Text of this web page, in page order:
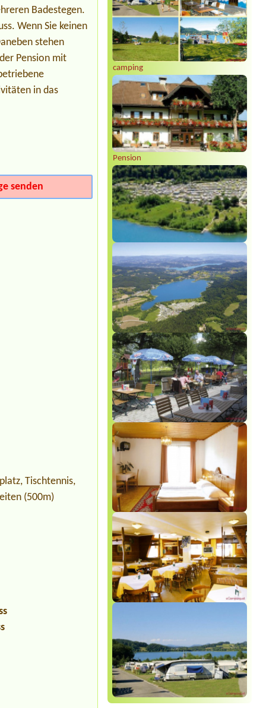
Termin ab 2026-08-22 |Campingpark
Bregenzerwald
1xStellplatz (Citroen Jumpy mit
Vorzelt) 2 Personen
camping
Pension
Sylvia Vodel***
Die Bilder mit dem See täuschen. Der
See liegt ein Stück entfernt. Dafür ist
das Camping nah an der Autobahn.
Der Hammer kommt jetzt: dort hauste
ein Clan! Der uns zugewiesene Platz
Badestegen.
Wenn Sie keinen
stehen
Pension mit
in das
senden
Tischtennis,
(500m)